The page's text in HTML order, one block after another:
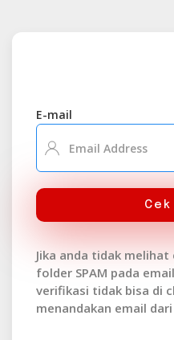
E-mail
Cek
Jika anda tidak melihat
folder SPAM pada
verifikasi tidak bisa di
menandakan email